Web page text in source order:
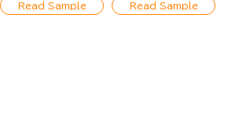
Read Sample Read Sample